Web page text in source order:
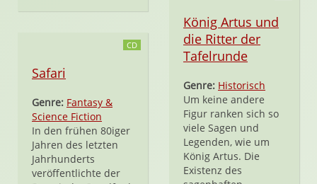
CD
Safari
Genre: Fantasy &
Science Fiction
In den frühen 80iger
Jahren des letzten
Jahrhunderts
veröffentlichte der
König Artus und
die Ritter der
Tafelrunde
Genre: Historisch
Um keine andere
Figur ranken sich so
viele Sagen und
Legenden, wie um
König Artus. Die
Existenz des